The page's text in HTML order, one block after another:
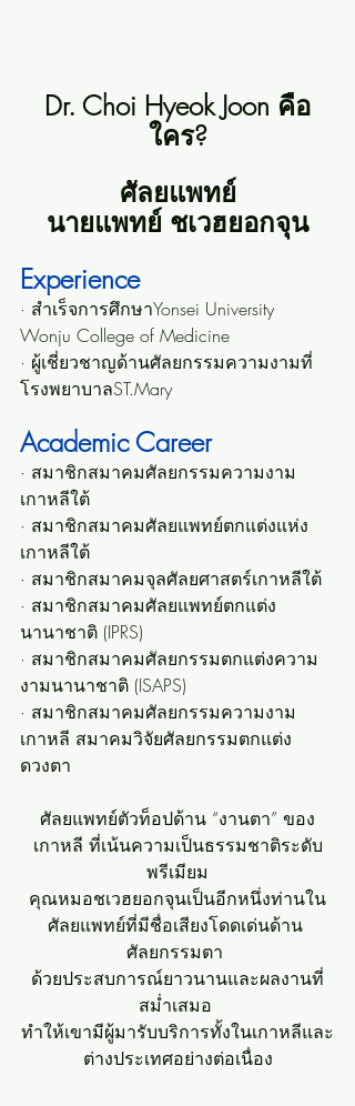
Dr. Choi Hyeok Joon คือ
ใคร?
ศัลยแพทย์
นายแพทย์ ชเวฮยอกจุน
Experience
· สำเร็จการศึกษาYonsei University
Wonju College of Medicine
· ผู้เชี่ยวชาญด้านศัลยกรรมความงามที่
โรงพยาบาลST.Mary
Academic Career
· สมาชิกสมาคมศัลยกรรมความงาม
เกาหลีใต้
· สมาชิกสมาคมศัลยแพทย์ตกแต่งแห่ง
เกาหลีใต้
· สมาชิกสมาคมจุลศัลยศาสตร์เกาหลีใต้
· สมาชิกสมาคมศัลยแพทย์ตกแต่ง
นานาชาติ (IPRS)
· สมาชิกสมาคมศัลยกรรมตกแต่งความ
งามนานาชาติ (ISAPS)
· สมาชิกสมาคมศัลยกรรมความงาม
เกาหลี สมาคมวิจัยศัลยกรรมตกแต่ง
ดวงตา
ศัลยแพทย์ตัวท็อปด้าน “งานตา” ของ
เกาหลี ที่เน้นความเป็นธรรมชาติระดับ
พรีเมียม
คุณหมอชเวฮยอกจุนเป็นอีกหนึ่งท่านใน
ศัลยแพทย์ที่มีชื่อเสียงโดดเด่นด้าน
ศัลยกรรมตา
ด้วยประสบการณ์ยาวนานและผลงานที่
สม่ำเสมอ
ทำให้เขามีผู้มารับบริการทั้งในเกาหลีและ
ต่างประเทศอย่างต่อเนื่อง